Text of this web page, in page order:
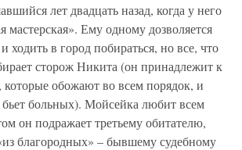
лет двадцать назад, когда у него
мастерская». Ему одному дозволяется
ходить в город побираться, но все, что
сторож Никита (он принадлежит к
которые обожают во всем порядок, и
больных). Мойсейка любит всем
он подражает третьему обитателю,
благородных» – бывшему судебному